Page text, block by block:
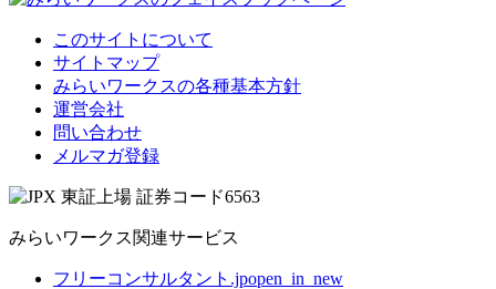
このサイトについて
サイトマップ
みらいワークスの各種基本方針
運営会社
問い合わせ
メルマガ登録
みらいワークス関連サービス
フリーコンサルタント.jpopen_in_new